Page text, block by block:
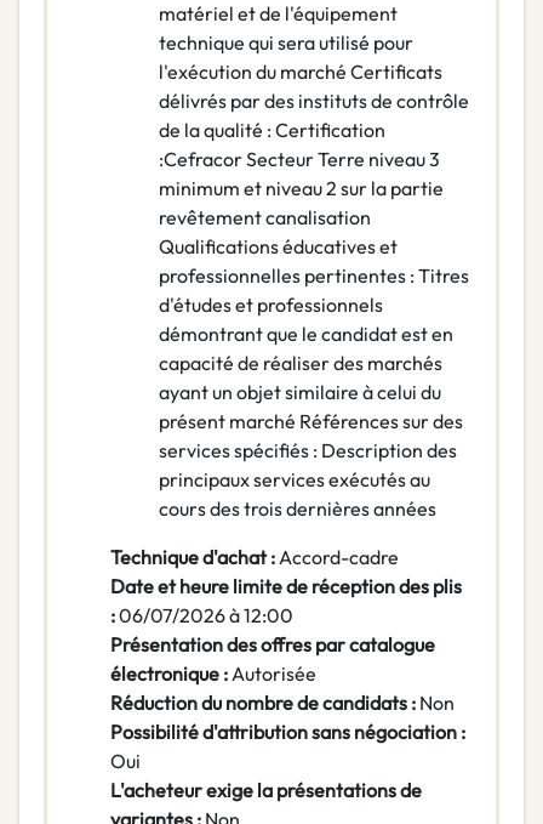
matériel et de l'équipement
technique qui sera utilisé pour
l'exécution du marché Certificats
délivrés par des instituts de contrôle
de la qualité : Certification
:Cefracor Secteur Terre niveau 3
minimum et niveau 2 sur la partie
revêtement canalisation
Qualifications éducatives et
professionnelles pertinentes : Titres
d'études et professionnels
démontrant que le candidat est en
capacité de réaliser des marchés
ayant un objet similaire à celui du
présent marché Références sur des
services spécifiés : Description des
principaux services exécutés au
cours des trois dernières années
Technique d'achat :Accord-cadre
Date et heure limite de réception des plis
:06/07/2026 à 12:00
Présentation des offres par catalogue
électronique :Autorisée
Réduction du nombre de candidats : Non
Possibilité d'attribution sans négociation :
Oui
L'acheteur exige la présentations de